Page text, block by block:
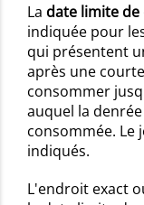
La date limite
indiquée pour
qui présentent
après une
consommer
auquel la
consommée. Le
indiqués.
L'endroit exact